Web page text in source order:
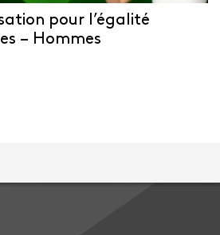
pour l’égalité
– Hommes